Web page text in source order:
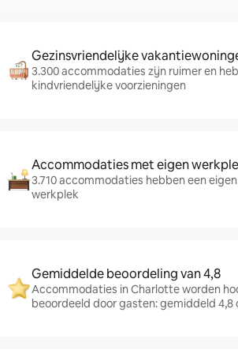
Gezinsvriendelijke
3.300 accommodaties zijn ruimer en
kindvriendelijke voorzieningen
Accommodaties met eigen
3.710 accommodaties hebben een eigen
werkplek
Gemiddelde beoordeling van 4,8
Accommodaties in Charlotte worden
beoordeeld door gasten: gemiddeld 4,8